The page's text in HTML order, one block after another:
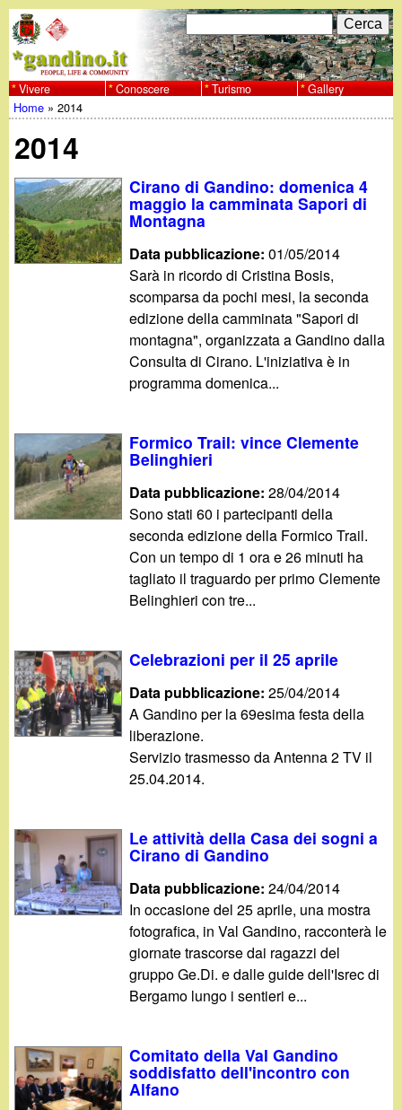
al
contenuto
w
w
w
.
g
i
n
o
t
F
o
r
d
i
r
i
c
e
r
a
C
e
r
c
Vivere Conoscere Turismo Gallery
Tu
sei
qui
Home »2014
2014
Cirano di Gandino: domenica 4
maggio la camminata Sapori di
Montagna
Data pubblicazione:01/05/2014
Sarà in ricordo di Cristina Bosis,
scomparsa da pochi mesi, la seconda
edizione della camminata "Sapori di
montagna", organizzata a Gandino dalla
Consulta di Cirano. L'iniziativa è in
programma domenica...
Formico Trail: vince Clemente
Belinghieri
Data pubblicazione:28/04/2014
Sono stati 60 i partecipanti della
seconda edizione della Formico Trail.
Con un tempo di 1 ora e 26 minuti ha
tagliato il traguardo per primo Clemente
Belinghieri con tre...
Celebrazioni per il 25 aprile
Data pubblicazione:25/04/2014
A Gandino per la 69esima festa della
liberazione.
Servizio trasmesso da Antenna 2 TV il
25.04.2014.
Le attività della Casa dei sogni a
Cirano di Gandino
Data pubblicazione:24/04/2014
In occasione del 25 aprile, una mostra
fotografica, in Val Gandino, racconterà le
giornate trascorse dai ragazzi del
gruppo Ge.Di. e dalle guide dell'Isrec di
Bergamo lungo i sentieri e...
Comitato della Val Gandino
soddisfatto dell'incontro con
Alfano